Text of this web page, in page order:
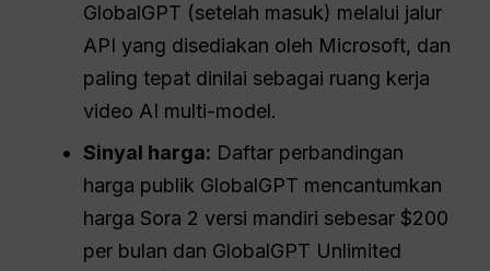
GlobalGPT (setelah masuk) melalui jalur
API yang disediakan oleh Microsoft, dan
paling tepat dinilai sebagai ruang kerja
video AI multi-model.
Sinyal harga: Daftar perbandingan
harga publik GlobalGPT mencantumkan
harga Sora 2 versi mandiri sebesar $200
per bulan dan GlobalGPT Unlimited